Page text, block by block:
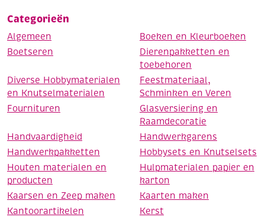
Categorieën
Algemeen
Boeken en Kleurboeken
Boetseren
Dierenpakketten en
toebehoren
Diverse Hobbymaterialen
en Knutselmaterialen
Feestmateriaal,
Schminken en Veren
Fournituren
Glasversiering en
Raamdecoratie
Handvaardigheid
Handwerkgarens
Handwerkpakketten
Hobbysets en Knutselsets
Houten materialen en
producten
Hulpmaterialen papier en
karton
Kaarsen en Zeep maken
Kaarten maken
Kantoorartikelen
Kerst